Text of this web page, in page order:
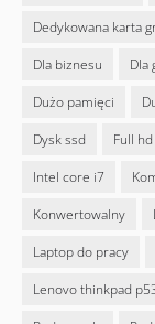
dedykowana karta
dla biznesu
dużo pamięci
dysk ssd
full hd
intel core i7
konwertowalny
laptop do pracy
lenovo thinkpad